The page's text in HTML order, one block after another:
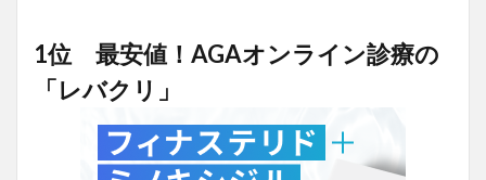
1位 最安値！AGAオンライン診療の
「レバクリ」